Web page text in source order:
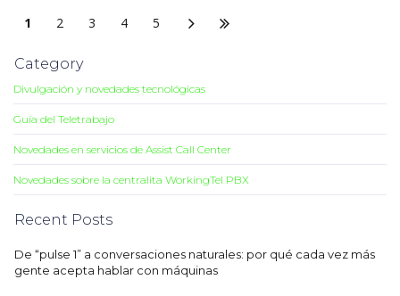
1 2 3 4 5
Category
Divulgación y novedades tecnológicas
Guía del Teletrabajo
Novedades en servicios de Assist Call Center
Novedades sobre la centralita WorkingTel PBX
Recent Posts
De “pulse 1” a conversaciones naturales: por qué cada vez más
gente acepta hablar con máquinas